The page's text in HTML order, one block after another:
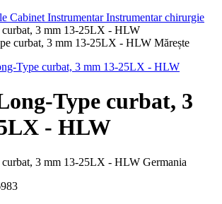
Cabinet Instrumentar Instrumentar chirurgie
3 mm 13-25LX - HLW
Mărește
Type curbat, 3
- HLW
3 mm 13-25LX - HLW Germania